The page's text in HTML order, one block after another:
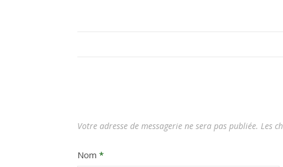
Votre adresse de messagerie ne sera pas publiée. Les
Nom *